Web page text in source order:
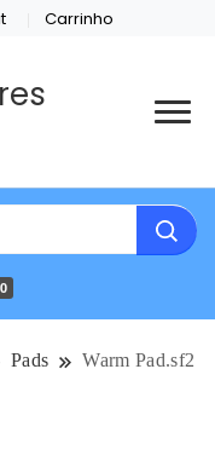
Carrinho
Pads Warm Pad.sf2